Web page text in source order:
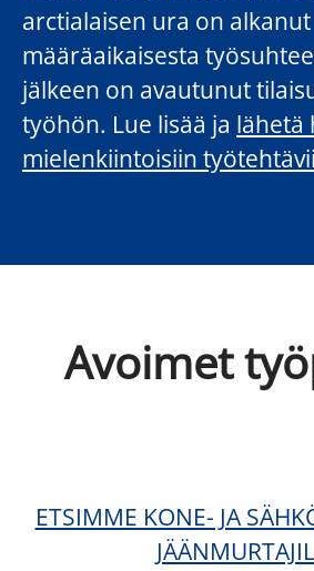
arctialaisen ura on alkanut
määräaikaisesta
jälkeen on avautunut
työhön. Lue lisää ja lähetä
mielenkiintoisiin
Avoimet
ETSIMME KONE- JA